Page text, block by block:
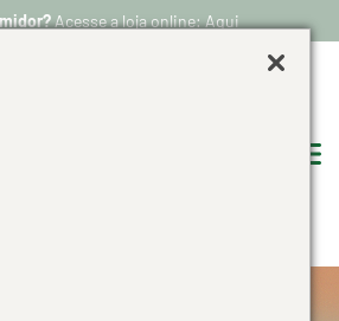
Acesse a loja online: Aqui
nossos produtos: